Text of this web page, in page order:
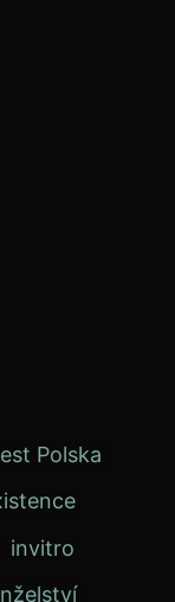
Polska
invitro